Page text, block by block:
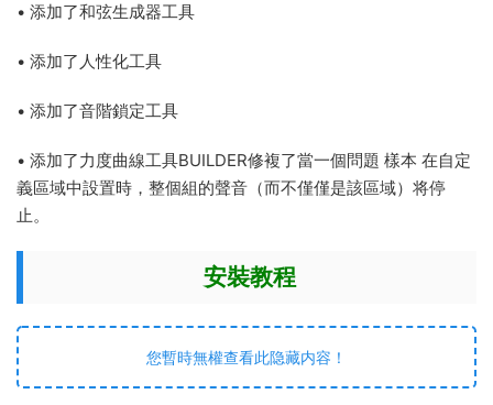
• 添加了和弦生成器工具
• 添加了 人性化工具
• 添加了音階鎖定工具
• 添加了力度曲線工具BUILDER修複了當一個問題 樣本 在自定
義區域中設置時，整個組的聲音（而不僅僅是該區域）将停
止。
安裝教程
您暫時無權查看此隐藏内容！